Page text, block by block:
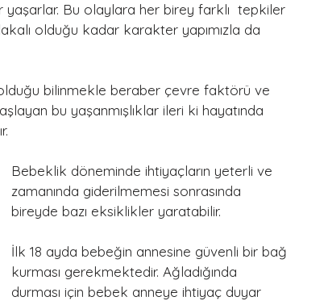
yaşarlar. Bu olaylara her birey farklı  tepkiler
olduğu kadar karakter yapımızla da
bilinmekle beraber çevre faktörü ve
bu yaşanmışlıklar ileri ki hayatında
Bebeklik döneminde ihtiyaçların yeterli ve
zamanında giderilmemesi sonrasında
bireyde bazı eksiklikler yaratabilir.
İlk 18 ayda bebeğin annesine güvenli bir bağ
kurması gerekmektedir. Ağladığında
durması için bebek anneye ihtiyaç duyar